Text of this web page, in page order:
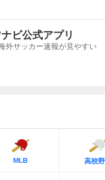
ビ公式アプリ
外サッカー速報が見やすい
MLB 高校